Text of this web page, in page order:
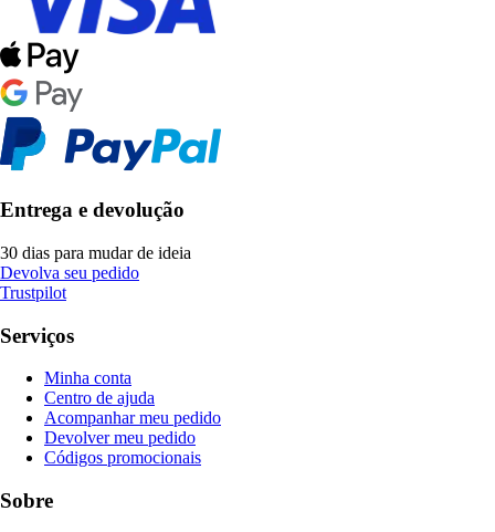
Entrega e devolução
30 dias para mudar de ideia
Devolva seu pedido
Trustpilot
Serviços
Minha conta
Centro de ajuda
Acompanhar meu pedido
Devolver meu pedido
Códigos promocionais
Sobre